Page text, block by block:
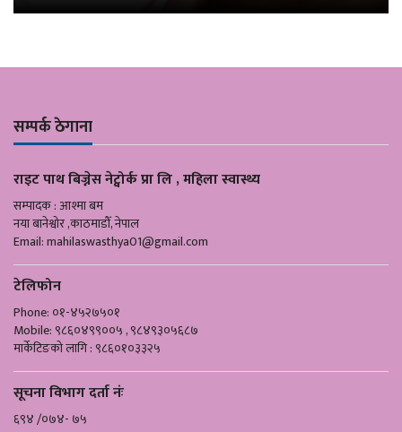
सम्पर्क ठेगाना
राइट पाथ बिज्नेस नेट्वोर्क प्रा लि , महिला स्वास्थ्य
सम्पादक : आश्मा बम
नया बानेश्वोर ,काठमाडौँ, नेपाल
Email:mahilaswasthya01@gmail.com
टेलिफोन
Phone: ०१-४५२७५०१
Mobile: ९८६०४९९००५ , ९८४९३०५६८७
मार्केटिङको लागि : ९८६०१०३३२५
सूचना विभाग दर्ता नंः
६९४ /०७४- ७५